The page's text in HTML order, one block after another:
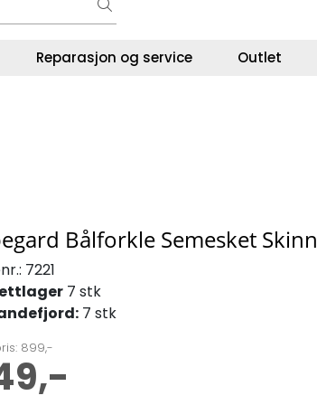
funker!
Kundeservice
Reparasjon og service Outlet
Bålforkle Semesket Skinn
7221
7 stk
7 stk
899,-